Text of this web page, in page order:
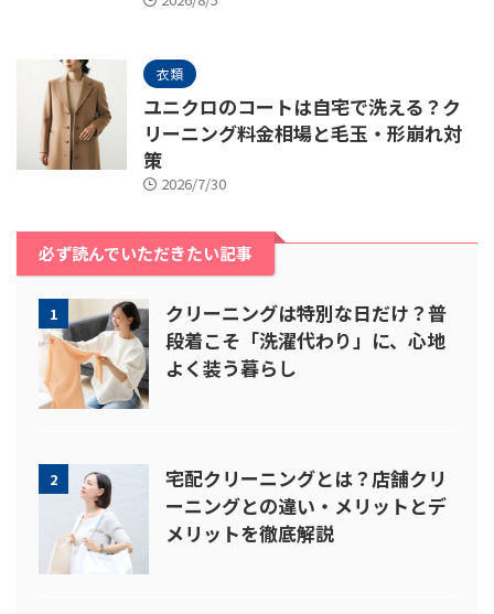
衣類
ユニクロのコートは自宅で洗える？ク
リーニング料金相場と毛玉・形崩れ対
策
2026/7/30
必ず読んでいただきたい記事
1
クリーニングは特別な日だけ？普
段着こそ「洗濯代わり」に、心地
よく装う暮らし
2
宅配クリーニングとは？店舗クリ
ーニングとの違い・メリットとデ
メリットを徹底解説